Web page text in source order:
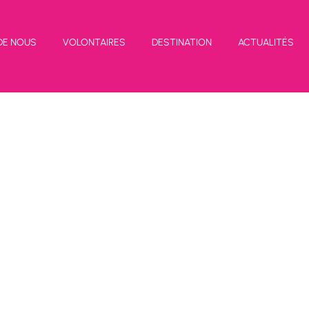
NOUS VOLONTAIRES DESTINATION ACTUALITÉS